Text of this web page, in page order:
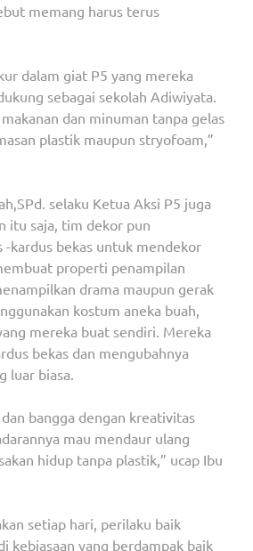
memang harus terus
dalam giat P5 yang mereka
sebagai sekolah Adiwiyata.
dan minuman tanpa gelas
plastik maupun stryofoam,”
selaku Ketua Aksi P5 juga
itu saja, tim dekor pun
-kardus bekas untuk mendekor
properti penampilan
drama maupun gerak
kostum aneka buah,
mereka buat sendiri. Mereka
bekas dan mengubahnya
luar biasa.
bangga dengan kreativitas
mau mendaur ulang
hidup tanpa plastik,” ucap Ibu
setiap hari, perilaku baik
kebiasaan yang berdampak baik